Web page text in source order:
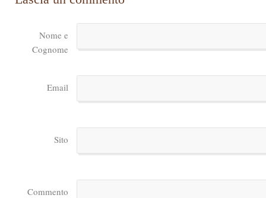
Nome e
Cognome
Email
Sito
Commento